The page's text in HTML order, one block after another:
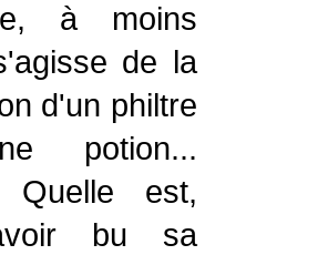
à moins
de la
d'un philtre
potion...
Quelle est,
bu sa